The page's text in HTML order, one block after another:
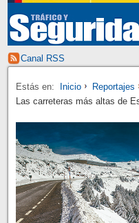
Canal RSS
Estás en: Inicio Reportajes
Las carreteras más altas de